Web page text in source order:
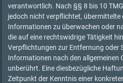
verantwortlich. Nach §§ 8 bis 10
jedoch nicht verpflichtet, übermittelte
Informationen zu überwachen oder
die auf eine rechtswidrige Tätigkeit
Verpflichtungen zur Entfernung oder
Informationen nach den allgemeinen
unberührt. Eine diesbezügliche
Zeitpunkt der Kenntnis einer